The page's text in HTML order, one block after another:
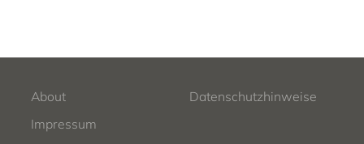
About
Datenschutzhinweise
Impressum